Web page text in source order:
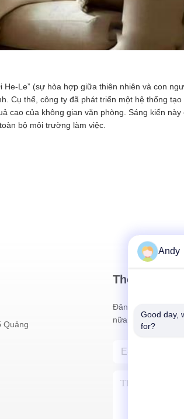
Le” (sự hòa hợp giữa thiên nhiên và con
Cụ thể, công ty đã phát triển một hệ thống
cao của không gian văn phòng. Sáng kiến ​​này
bộ môi trường làm việc.
Quảng
Thông tin
Đăng ký bản tin
nữa.
Andy
Good day,
for?